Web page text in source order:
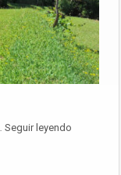
Seguir leyendo